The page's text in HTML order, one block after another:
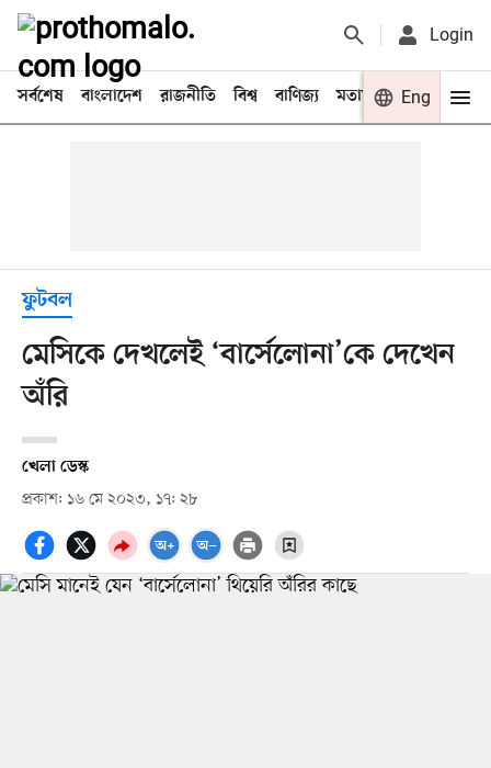
Login
সর্বশেষ বাংলাদেশ রাজনীতি বিশ্ব বাণিজ্য মতামত খেলা
Eng
ফুটবল
মেসিকে দেখলেই ‘বার্সেলোনা’কে দেখেন
অঁরি
খেলা ডেস্ক
প্রকাশ: ১৬ মে ২০২৩, ১৭: ২৮